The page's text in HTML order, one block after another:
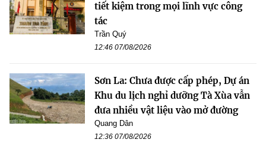
tiết kiệm trong mọi lĩnh vực công
tác
Trần Quý
12:46 07/08/2026
Sơn La: Chưa được cấp phép, Dự án
Khu du lịch nghỉ dưỡng Tà Xùa vẫn
đưa nhiều vật liệu vào mở đường
Quang Dân
12:36 07/08/2026